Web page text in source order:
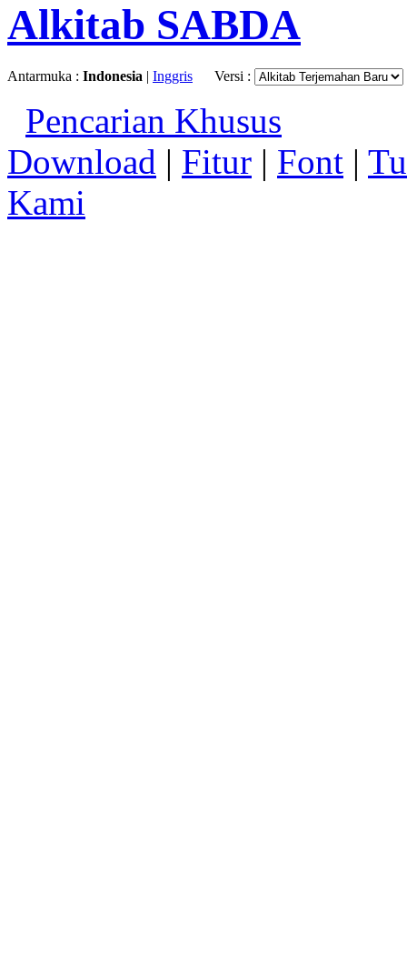
Alkitab SABDA
Antarmuka : Indonesia | Inggris Versi :
Pencarian Khusus
Download | Fitur | Font |
Kami